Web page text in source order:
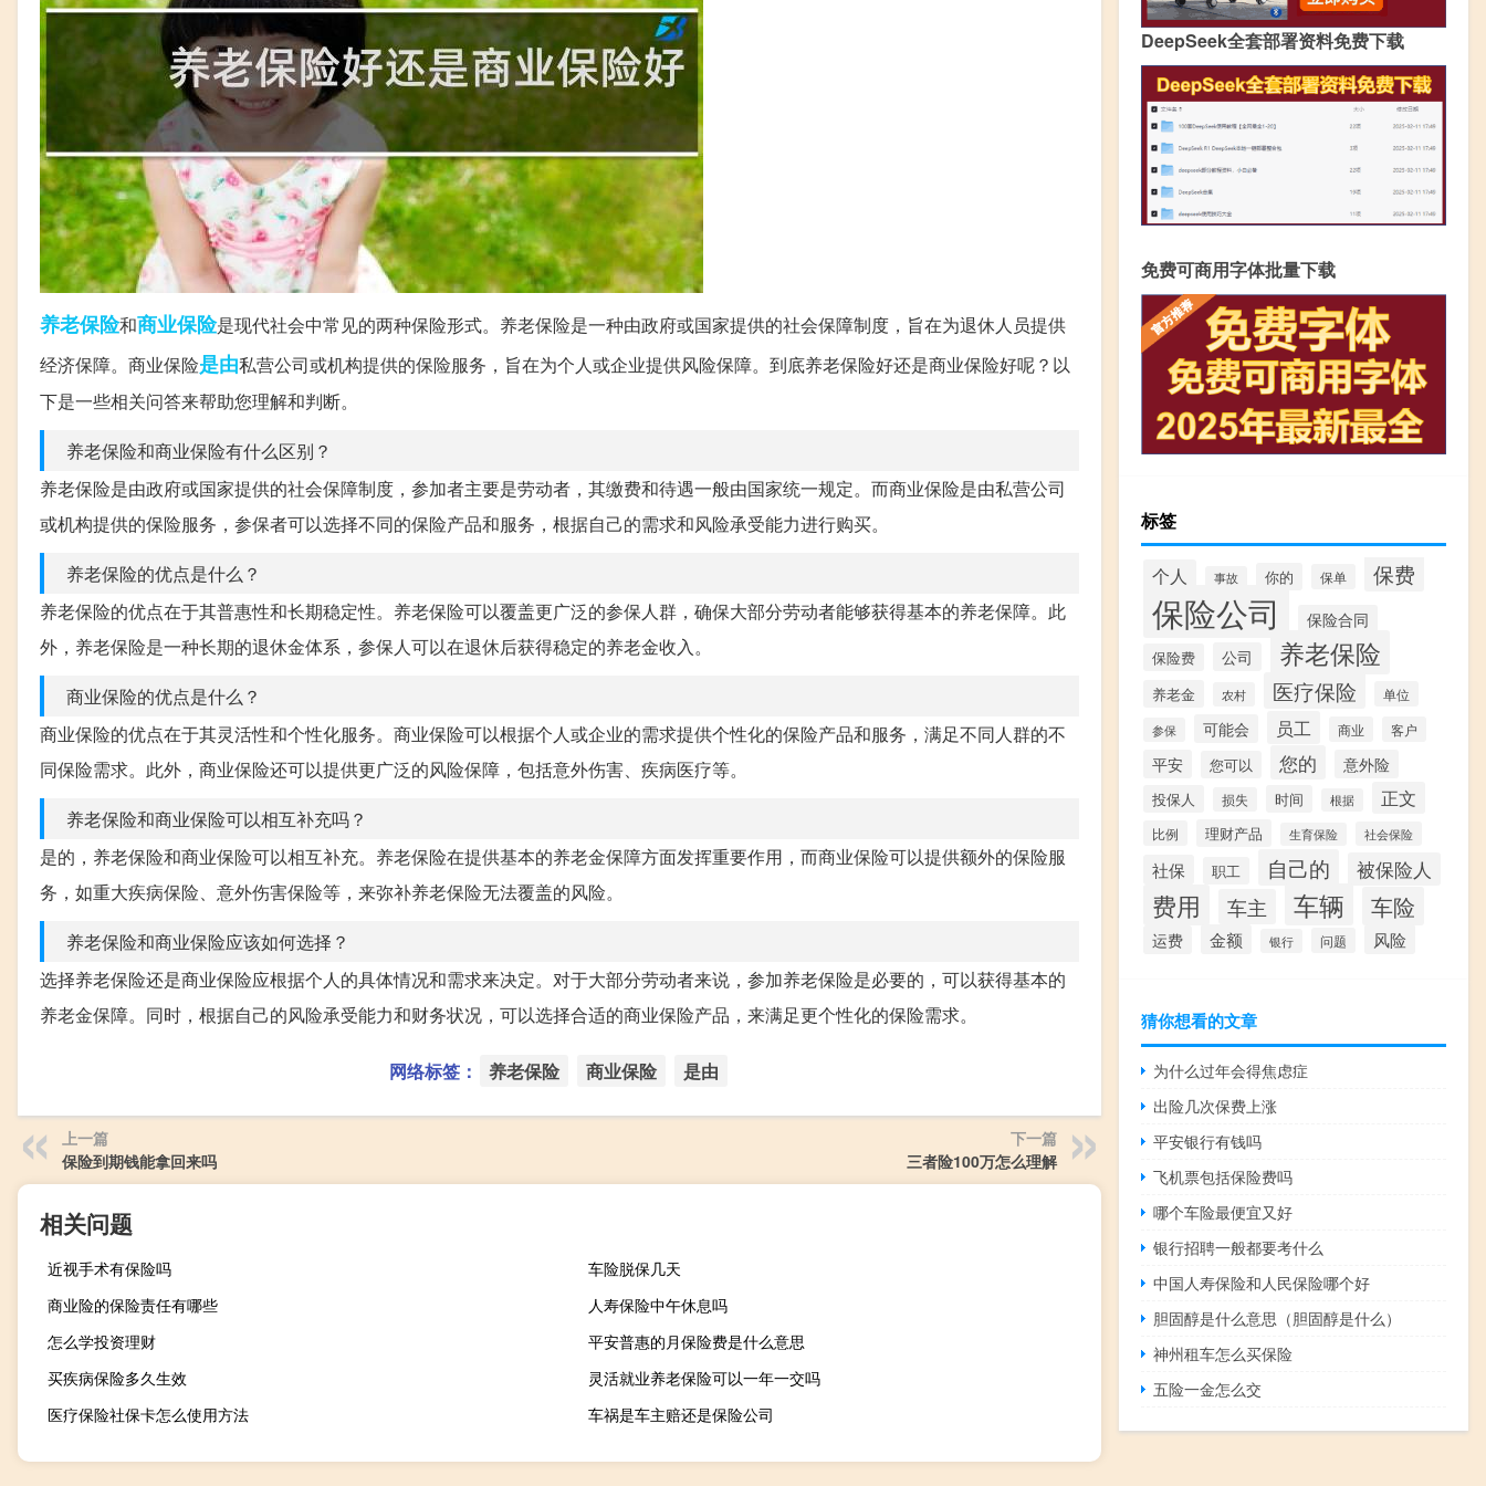
养老保险和商业保险是现代社会中常见的两种保险形式。养老保险是一种由政府或国家提供的社会保障制度，旨在为退休人员提供
经济保障。商业保险是由私营公司或机构提供的保险服务，旨在为个人或企业提供风险保障。到底养老保险好还是商业保险好呢？以
下是一些相关问答来帮助您理解和判断。
养老保险和商业保险有什么区别？
养老保险是由政府或国家提供的社会保障制度，参加者主要是劳动者，其缴费和待遇一般由国家统一规定。而商业保险是由私营公司
或机构提供的保险服务，参保者可以选择不同的保险产品和服务，根据自己的需求和风险承受能力进行购买。
养老保险的优点是什么？
养老保险的优点在于其普惠性和长期稳定性。养老保险可以覆盖更广泛的参保人群，确保大部分劳动者能够获得基本的养老保障。此
外，养老保险是一种长期的退休金体系，参保人可以在退休后获得稳定的养老金收入。
商业保险的优点是什么？
商业保险的优点在于其灵活性和个性化服务。商业保险可以根据个人或企业的需求提供个性化的保险产品和服务，满足不同人群的不
同保险需求。此外，商业保险还可以提供更广泛的风险保障，包括意外伤害、疾病医疗等。
养老保险和商业保险可以相互补充吗？
是的，养老保险和商业保险可以相互补充。养老保险在提供基本的养老金保障方面发挥重要作用，而商业保险可以提供额外的保险服
务，如重大疾病保险、意外伤害保险等，来弥补养老保险无法覆盖的风险。
养老保险和商业保险应该如何选择？
选择养老保险还是商业保险应根据个人的具体情况和需求来决定。对于大部分劳动者来说，参加养老保险是必要的，可以获得基本的
养老金保障。同时，根据自己的风险承受能力和财务状况，可以选择合适的商业保险产品，来满足更个性化的保险需求。
网络标签： 养老保险 商业保险 是由
上一篇
保险到期钱能拿回来吗
下一篇
三者险100万怎么理解
相关问题
近视手术有保险吗
车险脱保几天
商业险的保险责任有哪些
人寿保险中午休息吗
怎么学投资理财
平安普惠的月保险费是什么意思
买疾病保险多久生效
灵活就业养老保险可以一年一交吗
医疗保险社保卡怎么使用方法
车祸是车主赔还是保险公司
DeepSeek全套部署资料免费下载
免费可商用字体批量下载
标签
个人 事故 你的 保单 保费
保险公司 保险合同
保险费 公司 养老保险
养老金 农村 医疗保险 单位
参保 可能会 员工 商业 客户
平安 您可以 您的 意外险
投保人 损失 时间 根据 正文
比例 理财产品 生育保险 社会保险
社保 职工 自己的 被保险人
费用 车主 车辆 车险
运费 金额 银行 问题 风险
猜你想看的文章
为什么过年会得焦虑症
出险几次保费上涨
平安银行有钱吗
飞机票包括保险费吗
哪个车险最便宜又好
银行招聘一般都要考什么
中国人寿保险和人民保险哪个好
胆固醇是什么意思（胆固醇是什么）
神州租车怎么买保险
五险一金怎么交